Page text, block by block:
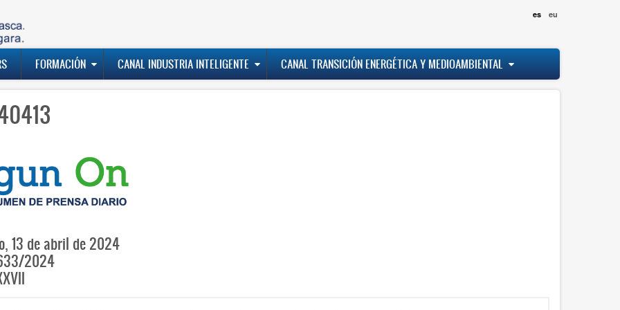
es eu
FORMACIÓN CANAL INDUSTRIA INTELIGENTE CANAL TRANSICIÓN ENERGÉTICA Y MEDIOAMBIENTAL
13 de abril de 2024
2024